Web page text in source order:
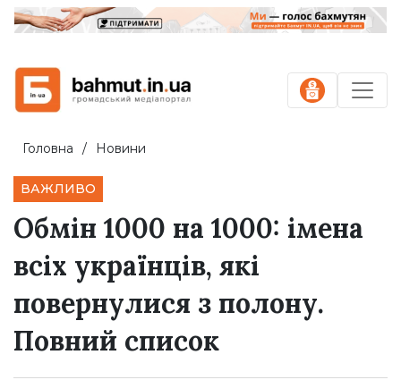
Головна Новини
ВАЖЛИВО
Обмін 1000 на 1000: імена
всіх українців, які
повернулися з полону.
Повний список